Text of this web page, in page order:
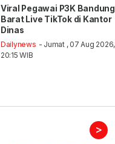
Viral Pegawai P3K Bandung
Barat Live TikTok di Kantor
Dinas
Dailynews - Jumat , 07 Aug 2026,
20:15 WIB
>